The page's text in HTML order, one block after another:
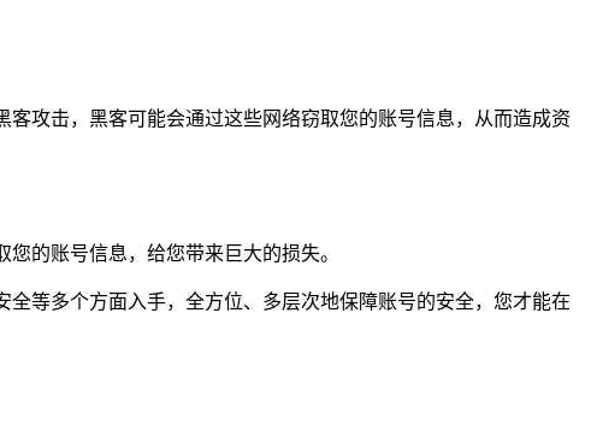
攻击，黑客可能会通过这些网络窃取您的账号信息，从而造成资
的账号信息，给您带来巨大的损失。
等多个方面入手，全方位、多层次地保障账号的安全，您才能在